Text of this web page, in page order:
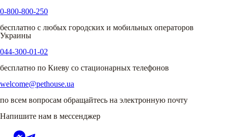
0-800-800-250
бесплатно с любых городских и мобильных операторов
Украины
044-300-01-02
бесплатно по Киеву со стационарных телефонов
welcome@pethouse.ua
по всем вопросам обращайтесь на электронную почту
Напишите нам в мессенджер